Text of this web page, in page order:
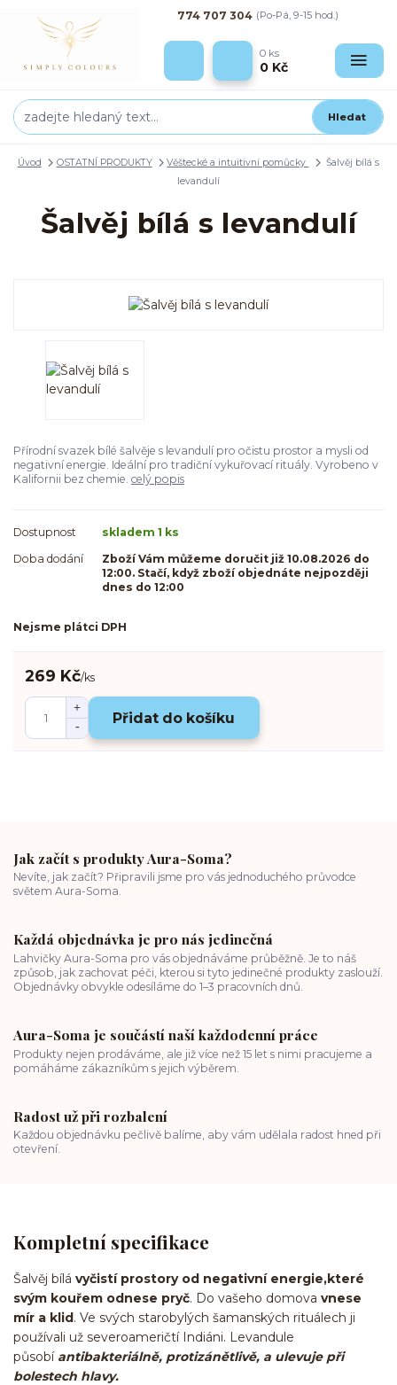
Hledat
774 707 304 (Po-Pá, 9-15 hod.)
0 ks
0 Kč
Úvod OSTATNÍ PRODUKTY Věštecké a intuitivní pomůcky
Šalvěj bílá s
levandulí
Šalvěj bílá s levandulí
Přírodní svazek bílé šalvěje s levandulí pro očistu prostor a mysli od
negativní energie. Ideální pro tradiční vykuřovací rituály. Vyrobeno v
Kalifornii bez chemie. celý popis
Dostupnost
skladem 1 ks
Doba dodání
Zboží Vám můžeme doručit již 10.08.2026 do
12:00. Stačí, když zboží objednáte nejpozději
dnes do 12:00
Nejsme plátci DPH
269 Kč/ks
Přidat do košíku
Jak začít s produkty Aura-Soma?
Nevíte, jak začít? Připravili jsme pro vás jednoduchého průvodce
světem Aura-Soma.
Každá objednávka je pro nás jedinečná
Lahvičky Aura-Soma pro vás objednáváme průběžně. Je to náš
způsob, jak zachovat péči, kterou si tyto jedinečné produkty zaslouží.
Objednávky obvykle odesíláme do 1–3 pracovních dnů.
Aura-Soma je součástí naší každodenní práce
Produkty nejen prodáváme, ale již více než 15 let s nimi pracujeme a
pomáháme zákazníkům s jejich výběrem.
Radost už při rozbalení
Každou objednávku pečlivě balíme, aby vám udělala radost hned při
otevření.
Kompletní specifikace
Šalvěj bílá vyčistí prostory od negativní energie,které
svým kouřem odnese pryč. Do vašeho domova vnese
mír a klid. Ve svých starobylých šamanských rituálech ji
používali už severoameričtí Indiáni. Levandule
působíantibakteriálně, protizánětlivě, a ulevuje při
bolestech hlavy.